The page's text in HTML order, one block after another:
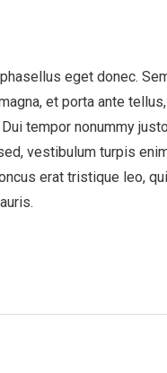
eget donec.
et porta ante
tempor nonummy
vestibulum turpis
erat tristique leo,